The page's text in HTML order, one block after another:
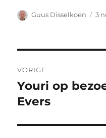
c
b
o
o
k
e
k
Auteur
Guus Disselkoen 3
navigatie
VORIGE
Vorig
bericht:
Youri op
Evers